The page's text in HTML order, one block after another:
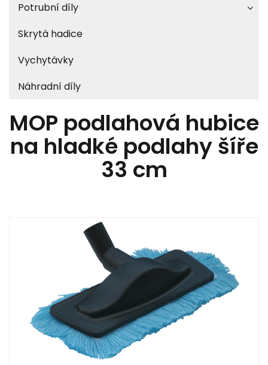
Potrubní díly
Skrytá hadice
Vychytávky
Náhradní díly
MOP podlahová hubice
na hladké podlahy šíře
33 cm